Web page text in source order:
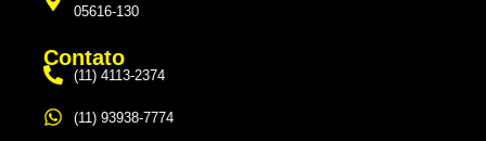
05616-130
Contato
(11) 4113-2374
(11) 93938-7774